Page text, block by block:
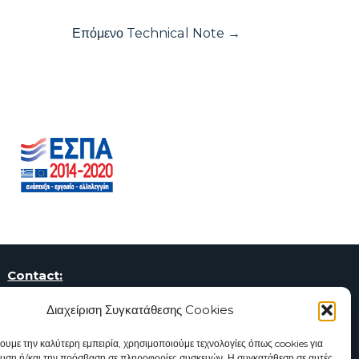
Διαχείριση Συγκατάθεσης Cookies
την καλύτερη εμπειρία, χρησιμοποιούμε τεχνολογίες όπως cookies για
Επόμενο Technical Note →
Contact:
Piraeus Municipality
107 Deligiorgi & Tsamadou Str.